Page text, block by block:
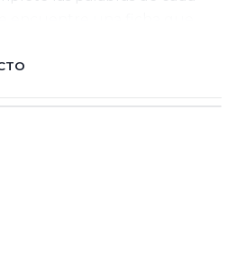
con retos de silabas, gana
complete las 3 misiones
de Detectives
Colombia SAS o Ronda